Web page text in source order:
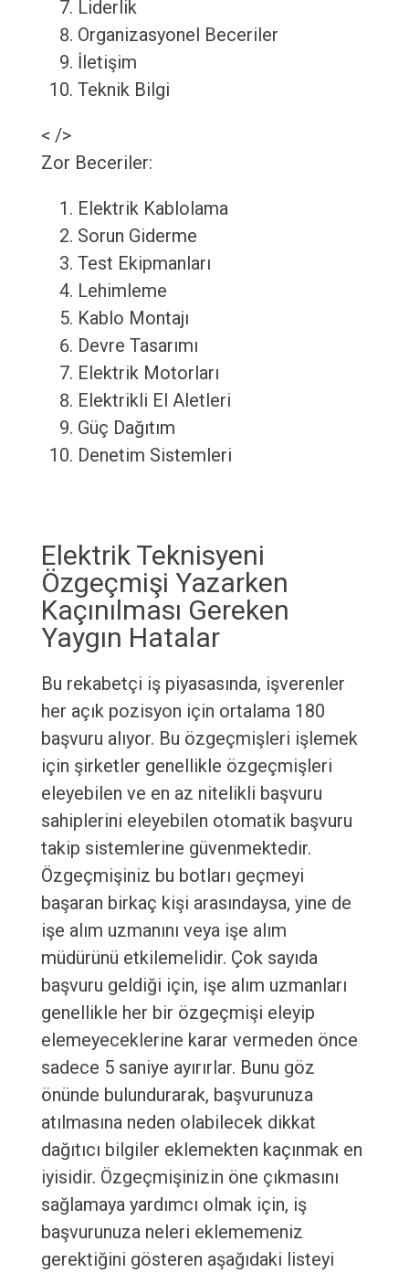
Liderlik
Organizasyonel Beceriler
İletişim
Teknik Bilgi
< />
Zor Beceriler:
Elektrik Kablolama
Sorun Giderme
Test Ekipmanları
Lehimleme
Kablo Montajı
Devre Tasarımı
Elektrik Motorları
Elektrikli El Aletleri
Güç Dağıtım
Denetim Sistemleri
Elektrik Teknisyeni
Özgeçmişi Yazarken
Kaçınılması Gereken
Yaygın Hatalar
Bu rekabetçi iş piyasasında, işverenler
her açık pozisyon için ortalama 180
başvuru alıyor. Bu özgeçmişleri işlemek
için şirketler genellikle özgeçmişleri
eleyebilen ve en az nitelikli başvuru
sahiplerini eleyebilen otomatik başvuru
takip sistemlerine güvenmektedir.
Özgeçmişiniz bu botları geçmeyi
başaran birkaç kişi arasındaysa, yine de
işe alım uzmanını veya işe alım
müdürünü etkilemelidir. Çok sayıda
başvuru geldiği için, işe alım uzmanları
genellikle her bir özgeçmişi eleyip
elemeyeceklerine karar vermeden önce
sadece 5 saniye ayırırlar. Bunu göz
önünde bulundurarak, başvurunuza
atılmasına neden olabilecek dikkat
dağıtıcı bilgiler eklemekten kaçınmak en
iyisidir. Özgeçmişinizin öne çıkmasını
sağlamaya yardımcı olmak için, iş
başvurunuza neleri eklememeniz
gerektiğini gösteren aşağıdaki listeyi